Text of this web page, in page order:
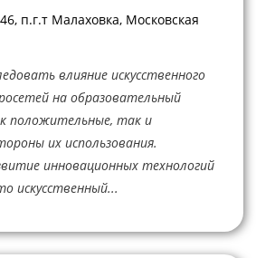
п.г.т Малаховка, Московская
влияние искусственного
на образовательный
положительные, так и
их использования.
инновационных технологий
искусственный...